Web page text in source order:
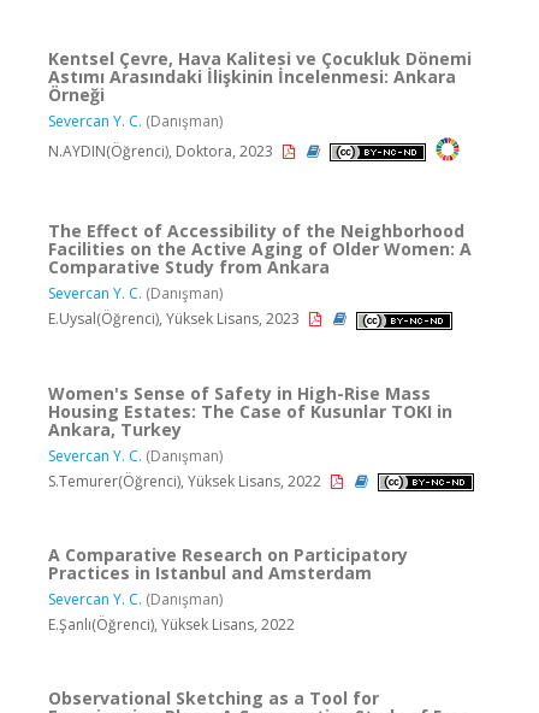
Kentsel Çevre, Hava Kalitesi ve Çocukluk Dönemi
Astımı Arasındaki İlişkinin İncelenmesi: Ankara
Örneği
Severcan Y. C. (Danışman)
N.AYDIN(Öğrenci), Doktora, 2023
The Effect of Accessibility of the Neighborhood
Facilities on the Active Aging of Older Women: A
Comparative Study from Ankara
Severcan Y. C. (Danışman)
E.Uysal(Öğrenci), Yüksek Lisans, 2023
Women's Sense of Safety in High-Rise Mass
Housing Estates: The Case of Kusunlar TOKI in
Ankara, Turkey
Severcan Y. C. (Danışman)
S.Temurer(Öğrenci), Yüksek Lisans, 2022
A Comparative Research on Participatory
Practices in Istanbul and Amsterdam
Severcan Y. C. (Danışman)
E.Şanlı(Öğrenci), Yüksek Lisans, 2022
Observational Sketching as a Tool for